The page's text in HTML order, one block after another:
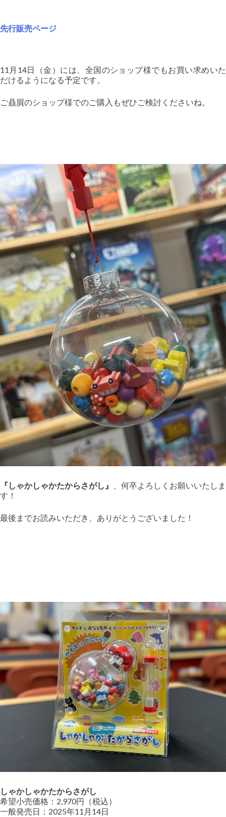
先行販売ページ
11月14日（金）には、全国のショップ様でもお買い求めいた
だけるようになる予定です。
ご贔屓のショップ様でのご購入もぜひご検討くださいね。
『しゃかしゃかたからさがし』
、何卒よろしくお願いいたしま
す！
最後までお読みいただき、ありがとうございました！
しゃかしゃかたからさがし
希望小売価格：2,970円（税込）
一般発売日：2025年11月14日